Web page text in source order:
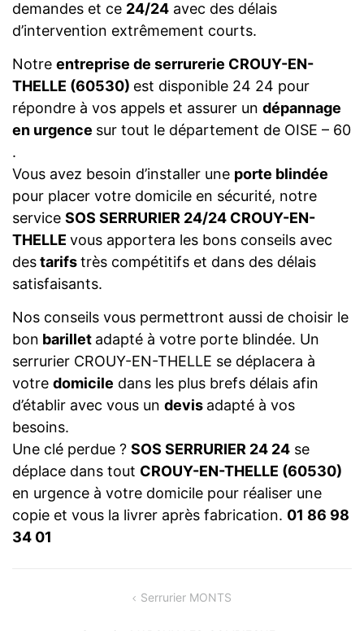
demandes et ce 24/24 avec des délais
d’intervention extrêmement courts.
Notre entreprise de serrurerie CROUY-EN-
THELLE (60530) est disponible 24 24 pour
répondre à vos appels et assurer un dépannage
en urgence sur tout le département de OISE – 60
.
Vous avez besoin d’installer une porte blindée
pour placer votre domicile en sécurité, notre
service SOS SERRURIER 24/24 CROUY-EN-
THELLE vous apportera les bons conseils avec
destarifstrès compétitifs et dans des délais
satisfaisants.
Nos conseils vous permettront aussi de choisir le
bon barillet adapté à votre porte blindée. Un
serrurier CROUY-EN-THELLE se déplacera à
votre domicile dans les plus brefs délais afin
d’établir avec vous un devis adapté à vos
besoins.
Une clé perdue ? SOS SERRURIER 24 24 se
déplace dans tout CROUY-EN-THELLE (60530)
en urgence à votre domicile pour réaliser une
copie et vous la livrer après fabrication. 01 86 98
34 01
Serrurier MONTS